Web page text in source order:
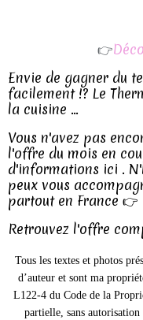
👉
Envie de gagner du
facilement !? Le
la cuisine ...
Vous n'avez pas
l'offre du mois en
d'informations ici .
peux vous
partout en France
Retrouvez l'offre
Tous les textes et photos
d’auteur et sont ma
L122-4 du Code de la
partielle, sans autorisation